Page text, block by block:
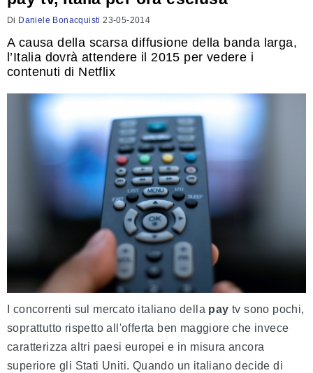
Di Daniele Bonacquisti 23-05-2014
A causa della scarsa diffusione della banda larga,
l’Italia dovrà attendere il 2015 per vedere i
contenuti di Netflix
I concorrenti sul mercato italiano della pay tv sono pochi,
soprattutto rispetto all'offerta ben maggiore che invece
caratterizza altri paesi europei e in misura ancora
superiore gli Stati Uniti. Quando un italiano decide di